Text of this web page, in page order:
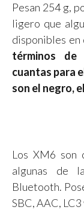
Pesan 254 g,
ligero que
disponibles en
términos de
cuantas para
son el negro,
Los XM6 son
algunas de
Bluetooth.
SBC, AAC,